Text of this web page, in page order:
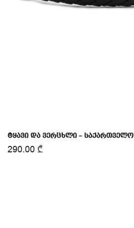
ტყავი და ვერცხლი – საქართველო
290.00 ₾